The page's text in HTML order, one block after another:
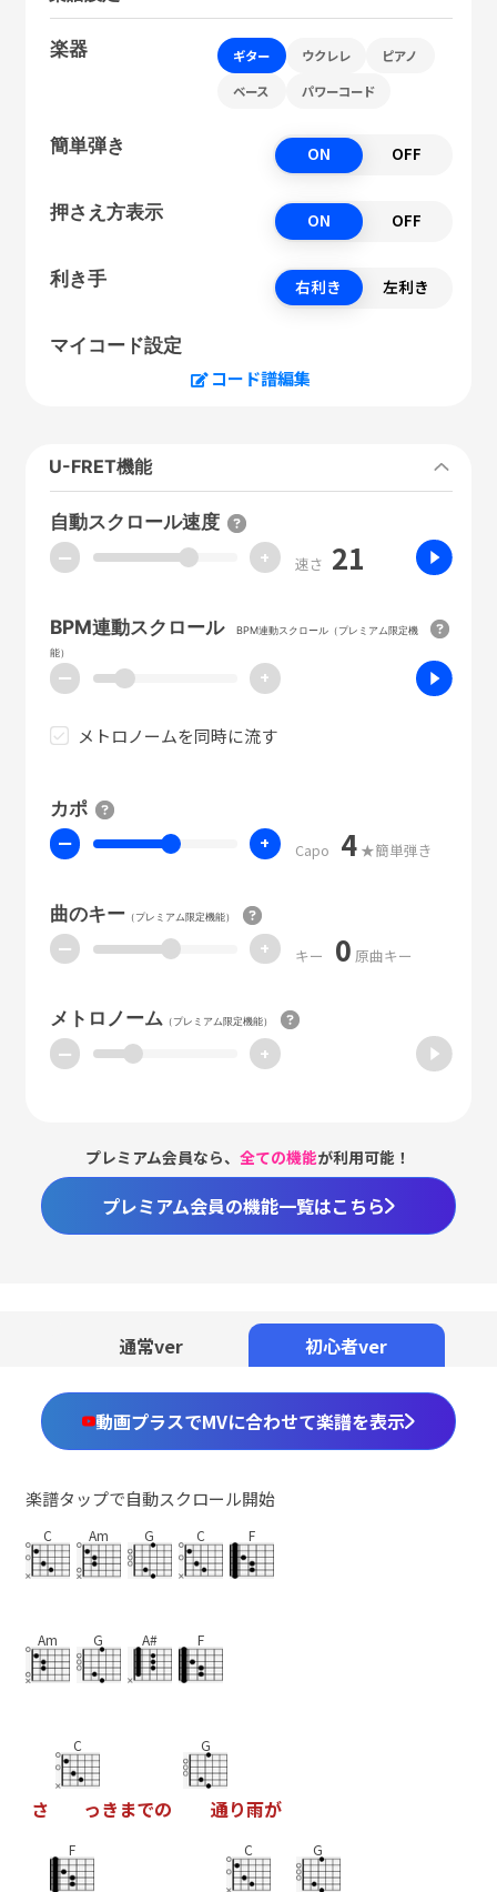
楽器 ギター ウクレレ ピアノ
ベース パワーコード
簡単弾き ON OFF
押さえ方表示 ON OFF
利き手 右利き 左利き
マイコード設定
コード譜編集
U-FRET機能
自動スクロール速度
ー + 速さ 21
BPM連動スクロール
BPM連動スクロール（プレミアム限定機
能）
ー +
メトロノームを同時に流す
カポ
ー + Capo 4 ★簡単弾き
曲のキー（プレミアム限定機能）
ー + キー 0 原曲キー
メトロノーム（プレミアム限定機能）
ー +
プレミアム会員なら、全ての機能が利用可能！
プレミアム会員の機能一覧はこちら
通常ver 初心者ver
動画プラスでMVに合わせて楽譜を表示
楽譜タップで自動スクロール開始
C Am G C F
Am G A# F
さ
C
っき までの
G
通り雨が
F C G